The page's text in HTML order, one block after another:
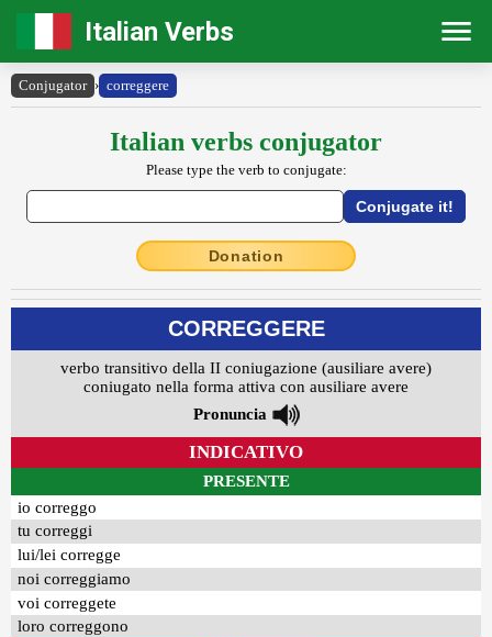
Italian Verbs
Conjugator › correggere
Italian verbs conjugator
Please type the verb to conjugate:
Donation
CORREGGERE
verbo transitivo della II coniugazione (ausiliare avere)
coniugato nella forma attiva con ausiliare avere
Pronuncia
INDICATIVO
PRESENTE
io correggo
tu correggi
lui/lei corregge
noi correggiamo
voi correggete
loro correggono